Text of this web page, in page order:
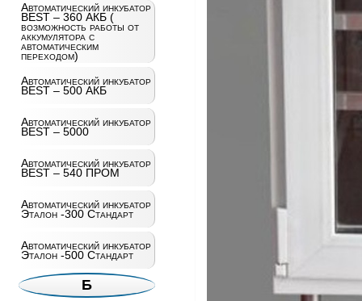
Автоматический инкубатор
BEST – 360 АКБ (
возможность работы от
аккумулятора с
автоматическим
переходом)
Автоматический инкубатор
BEST – 500 АКБ
Автоматический инкубатор
BEST – 5000
Автоматический инкубатор
BEST – 540 ПРОМ
Автоматический инкубатор
Эталон -300 Стандарт
Автоматический инкубатор
Эталон -500 Стандарт
Б